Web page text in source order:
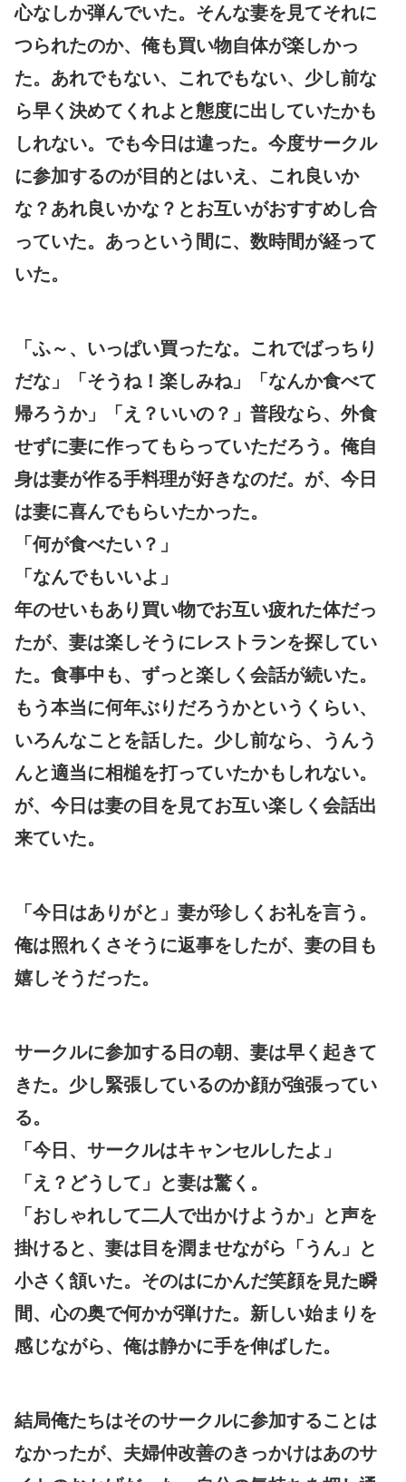
心なしか弾んでいた。そんな妻を見てそれに
つられたのか、俺も買い物自体が楽しかっ
た。あれでもない、これでもない、少し前な
ら早く決めてくれよと態度に出していたかも
しれない。でも今日は違った。今度サークル
に参加するのが目的とはいえ、これ良いか
な？あれ良いかな？とお互いがおすすめし合
っていた。あっという間に、数時間が経って
いた。
「ふ～、いっぱい買ったな。これでばっちり
だな」「そうね！楽しみね」「なんか食べて
帰ろうか」「え？いいの？」普段なら、外食
せずに妻に作ってもらっていただろう。俺自
身は妻が作る手料理が好きなのだ。が、今日
は妻に喜んでもらいたかった。
「何が食べたい？」
「なんでもいいよ」
年のせいもあり買い物でお互い疲れた体だっ
たが、妻は楽しそうにレストランを探してい
た。食事中も、ずっと楽しく会話が続いた。
もう本当に何年ぶりだろうかというくらい、
いろんなことを話した。少し前なら、うんう
んと適当に相槌を打っていたかもしれない。
が、今日は妻の目を見てお互い楽しく会話出
来ていた。
「今日はありがと」妻が珍しくお礼を言う。
俺は照れくさそうに返事をしたが、妻の目も
嬉しそうだった。
サークルに参加する日の朝、妻は早く起きて
きた。少し緊張しているのか顔が強張ってい
る。
「今日、サークルはキャンセルしたよ」
「え？どうして」と妻は驚く。
「おしゃれして二人で出かけようか」と声を
掛けると、妻は目を潤ませながら「うん」と
小さく頷いた。そのはにかんだ笑顔を見た瞬
間、心の奥で何かが弾けた。新しい始まりを
感じながら、俺は静かに手を伸ばした。
結局俺たちはそのサークルに参加することは
なかったが、夫婦仲改善のきっかけはあのサ